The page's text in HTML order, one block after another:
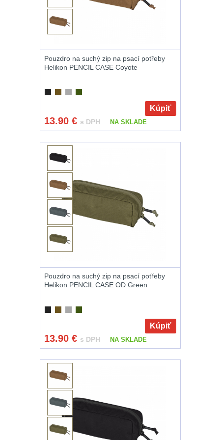
Na vzduchovku
Přesné střílení22
Velký oční reliéf
vzdálenosti13
Multi-range32
Krátka a střední
vzdálenost16
Monokuláry
Príslušenstvo pre
OBLEČENIE(316)
Šiltovky29
Taktické opasky
Chrániče10
Ponča a pláštěnky
Pouzdro na suchý zip na psací potřeby
Helikon PENCIL CASE Coyote
Kúpiť
13.90 € s DPH NA SKLADE
Pouzdro na suchý zip na psací potřeby
Helikon PENCIL CASE OD Green
Kúpiť
13.90 € s DPH NA SKLADE